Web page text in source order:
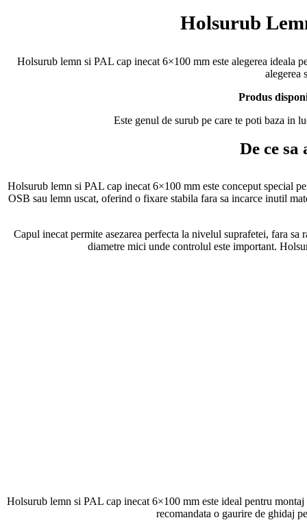
Holsurub
Holsurub lemn si PAL cap inecat 6×100 mm este alegerea ideala
alegerea
Produs
Este genul de surub pe care te poti baza in
De ce
Holsurub lemn si PAL cap inecat 6×100 mm este conceput special
OSB sau lemn uscat, oferind o fixare stabila fara sa incarce inutil
Capul inecat permite asezarea perfecta la nivelul suprafetei, fara
diametre mici unde controlul este important.
Holsurub lemn si PAL cap inecat 6×100 mm este ideal pentru
recomandata o gaurire de ghidaj